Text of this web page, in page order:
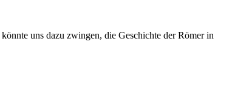
uns dazu zwingen, die Geschichte der Römer in